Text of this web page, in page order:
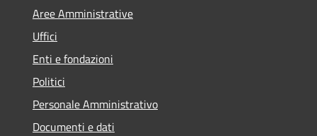
Aree Amministrative
Uffici
Enti e fondazioni
Politici
Personale Amministrativo
Documenti e dati